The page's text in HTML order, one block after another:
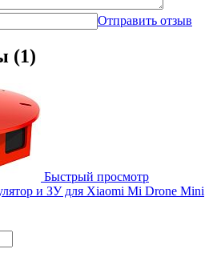
Отправить отзыв
(1)
Быстрый просмотр
и ЗУ для Xiaomi Mi Drone Mini